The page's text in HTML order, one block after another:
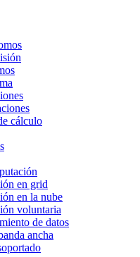
cálculo
en grid
en la nube
voluntaria
de datos
ancha